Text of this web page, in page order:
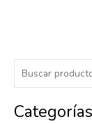
u
s
Categorías